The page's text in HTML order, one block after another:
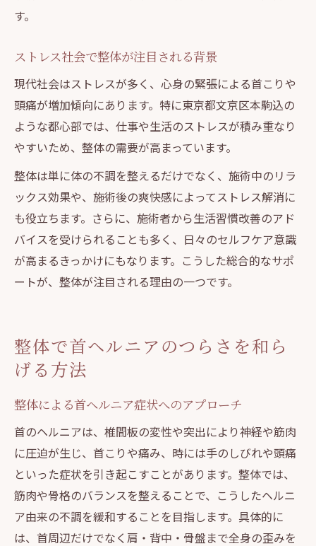
す。
ストレス社会で整体が注目される背景
現代社会はストレスが多く、心身の緊張による首こりや
頭痛が増加傾向にあります。特に東京都文京区本駒込の
ような都心部では、仕事や生活のストレスが積み重なり
やすいため、整体の需要が高まっています。
整体は単に体の不調を整えるだけでなく、施術中のリラ
ックス効果や、施術後の爽快感によってストレス解消に
も役立ちます。さらに、施術者から生活習慣改善のアド
バイスを受けられることも多く、日々のセルフケア意識
が高まるきっかけにもなります。こうした総合的なサポ
ートが、整体が注目される理由の一つです。
整体で首ヘルニアのつらさを和ら
げる方法
整体による首ヘルニア症状へのアプローチ
首のヘルニアは、椎間板の変性や突出により神経や筋肉
に圧迫が生じ、首こりや痛み、時には手のしびれや頭痛
といった症状を引き起こすことがあります。整体では、
筋肉や骨格のバランスを整えることで、こうしたヘルニ
ア由来の不調を緩和することを目指します。具体的に
は、首周辺だけでなく肩・背中・骨盤まで全身の歪みを